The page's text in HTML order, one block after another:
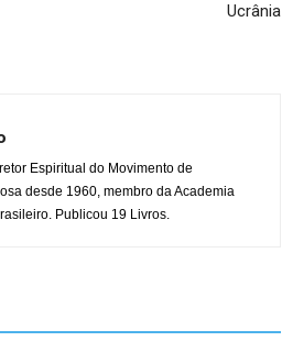
Ucrânia
Espiritual do Movimento de
desde 1960, membro da Academia
Publicou 19 Livros.